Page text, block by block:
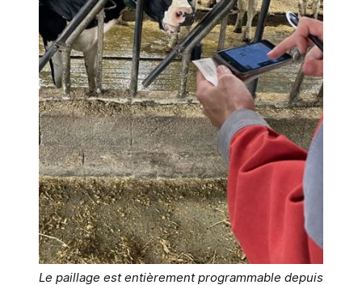
Le paillage est entièrement programmable depuis